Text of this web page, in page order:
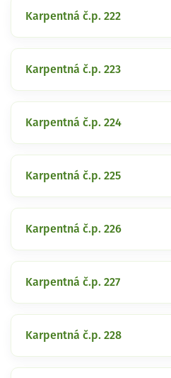
Karpentná č.p. 222
Karpentná č.p. 223
Karpentná č.p. 224
Karpentná č.p. 225
Karpentná č.p. 226
Karpentná č.p. 227
Karpentná č.p. 228